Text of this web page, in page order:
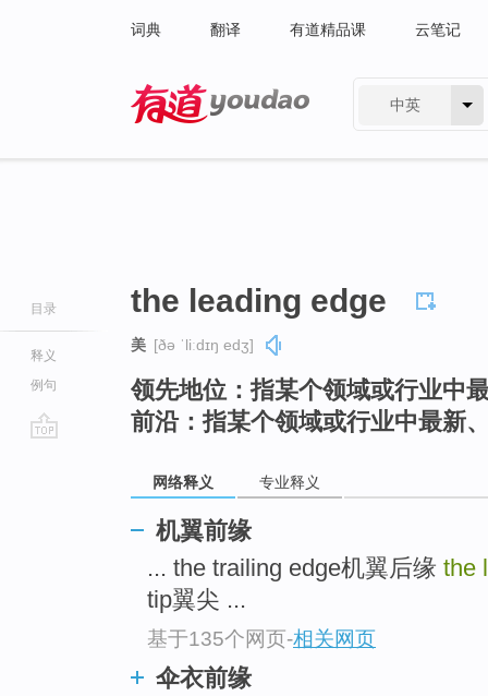
词典 翻译 有道精品课 云笔记
中英
目录
释义
例句
the leading edge
美 [ðə ˈliːdɪŋ edʒ]
领先地位：指某个领域或行业中
前沿：指某个领域或行业中最新
网络释义 专业释义
机翼前缘
... the trailing edge机翼后缘 the
tip翼尖 ...
基于135个网页-相关网页
伞衣前缘